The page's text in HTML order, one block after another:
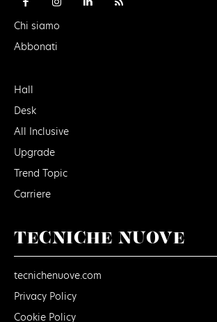
Chi siamo
Abbonati
Hall
Desk
All Inclusive
Upgrade
Trend Topic
Carriere
TECNICHE NUOVE
tecnichenuove.com
Privacy Policy
Cookie Policy